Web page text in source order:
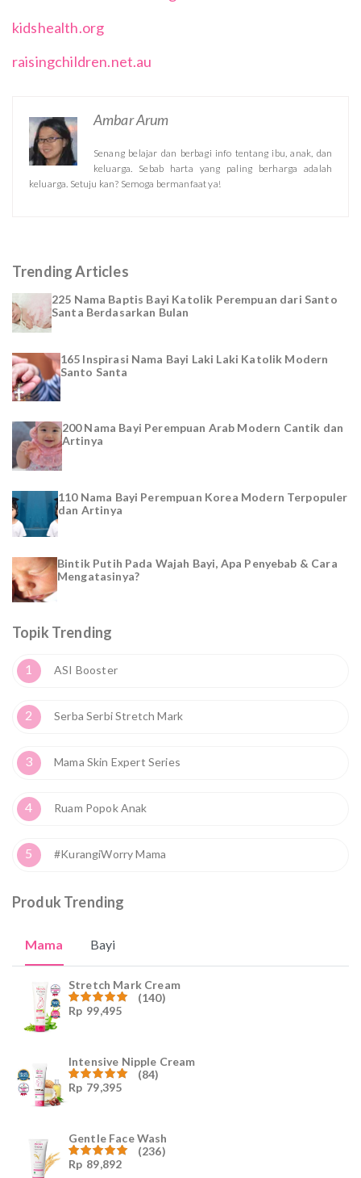
kidshealth.org
raisingchildren.net.au
Ambar Arum
Senang belajar dan berbagi info tentang ibu, anak, dan
keluarga. Sebab harta yang paling berharga adalah
keluarga. Setuju kan? Semoga bermanfaat ya!
Trending Articles
225 Nama Baptis Bayi Katolik Perempuan dari Santo
Santa Berdasarkan Bulan
165 Inspirasi Nama Bayi Laki Laki Katolik Modern
Santo Santa
200 Nama Bayi Perempuan Arab Modern Cantik dan
Artinya
110 Nama Bayi Perempuan Korea Modern Terpopuler
dan Artinya
Bintik Putih Pada Wajah Bayi, Apa Penyebab & Cara
Mengatasinya?
Topik Trending
1 ASI Booster
2 Serba Serbi Stretch Mark
3 Mama Skin Expert Series
4 Ruam Popok Anak
5 #KurangiWorry Mama
Produk Trending
Mama Bayi
Stretch Mark Cream
Dinilai
(140)
Rp 99,495
Intensive Nipple Cream
Dinilai
(84)
Rp 79,395
Gentle Face Wash
Dinilai
(236)
Rp 89,892